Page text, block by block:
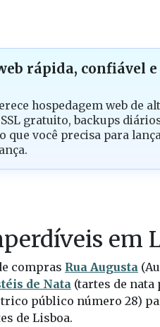
rápida, confiável e
hospedagem web de
gratuito, backups
que você precisa para
em
compras Rua Augusta
de Nata (tartes de nata
público número 28)
de Lisboa.